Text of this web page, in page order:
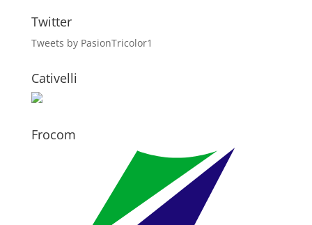
Twitter
Tweets by PasionTricolor1
Cativelli
Frocom